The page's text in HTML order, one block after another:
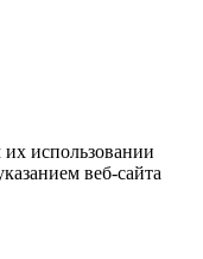
использовании
веб-сайта